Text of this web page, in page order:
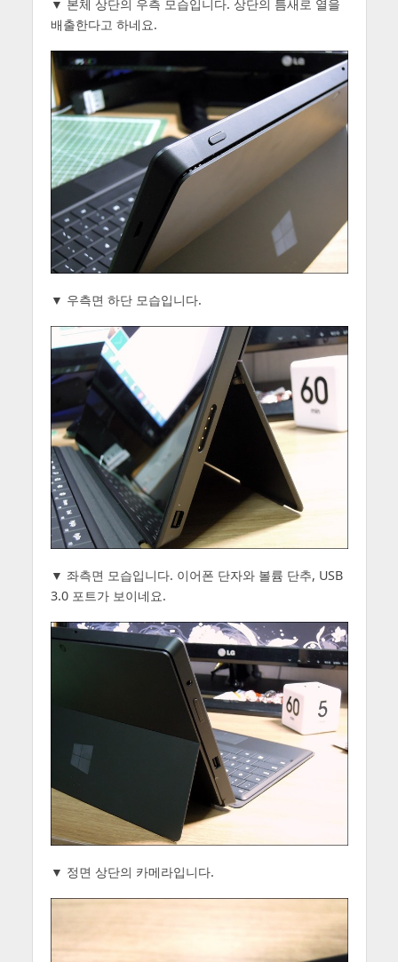
▼ 본체 상단의 우측 모습입니다. 상단의 틈새로 열을
배출한다고 하네요.
▼ 우측면 하단 모습입니다.
▼ 좌측면 모습입니다. 이어폰 단자와 볼륨 단추, USB
3.0 포트가 보이네요.
▼ 정면 상단의 카메라입니다.